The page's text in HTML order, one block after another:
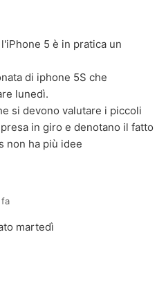
5 è in pratica un
di iphone 5S che
lunedì.
si devono valutare i piccoli
in giro e denotano il fatto
non ha più idee
martedì